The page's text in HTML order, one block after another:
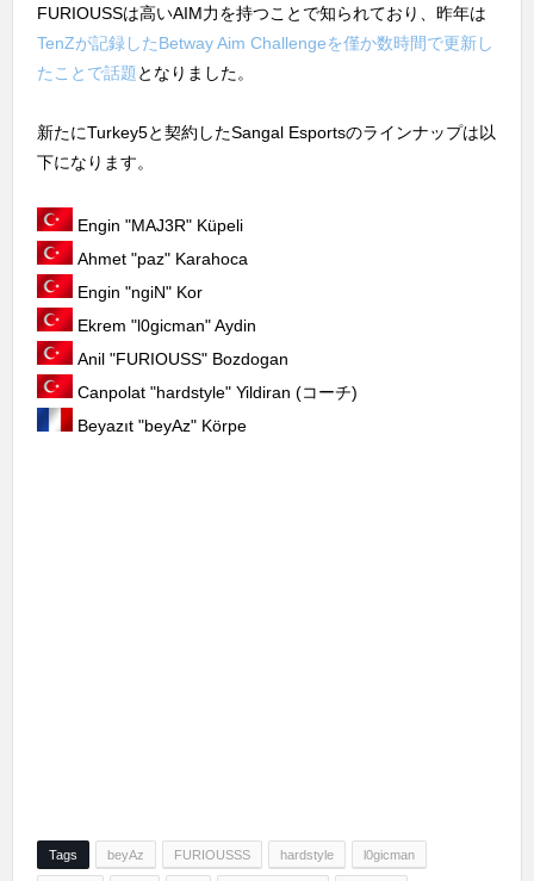
FURIOUSSは高いAIM力を持つことで知られており、昨年は
TenZが記録したBetway Aim Challengeを僅か数時間で更新し
たことで話題となりました。
新たにTurkey5と契約したSangal Esportsのラインナップは以
下になります。
Engin "MAJ3R" Küpeli
Ahmet "paz" Karahoca
Engin "ngiN" Kor
Ekrem "l0gicman" Aydin
Anil "FURIOUSS" Bozdogan
Canpolat "hardstyle" Yildiran (コーチ)
Beyazıt "beyAz" Körpe
Tags beyAz FURIOUSSS hardstyle l0gicman